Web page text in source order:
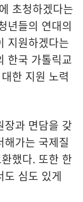
초청하겠다는
년들의 연대의
지원하겠다는
한국 가톨릭교
한 지원 노력
장과 면담을 갖
가는 국제질
했다. 또한 한
심도 있게